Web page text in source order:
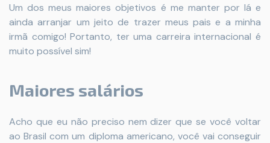
Um dos meus maiores objetivos é me manter por lá e
ainda arranjar um jeito de trazer meus pais e a minha
irmã comigo! Portanto, ter uma carreira internacional é
muito possível sim!
Maiores salários
Acho que eu não preciso nem dizer que se você voltar
ao Brasil com um diploma americano, você vai conseguir